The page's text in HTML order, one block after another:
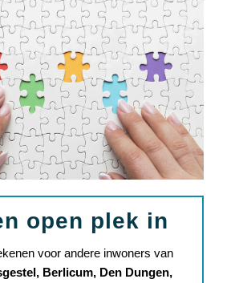
open plek in
voor andere inwoners van
Berlicum, Den Dungen,